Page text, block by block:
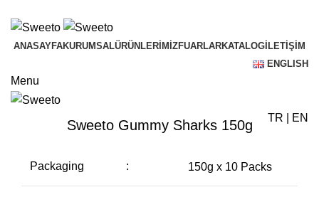
ANASAYFAKURUMSALÜRÜNLERIMIZFUARLARKATALOG İLETIŞIM
ENGLISH
Menu
TR EN
Sweeto Gummy Sharks 150g
Packaging : 150g x 10 Packs